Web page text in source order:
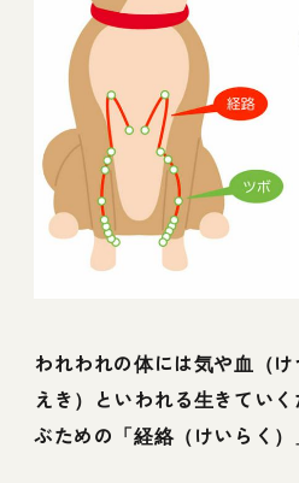
われわれの体には気や血（
えき）といわれる生きてい
ぶための「経絡（けいらく）